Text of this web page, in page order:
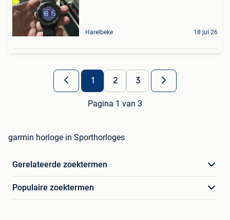
Harelbeke 18 jul 26
1 2 3
Pagina 1 van 3
garmin horloge in Sporthorloges
Gerelateerde zoektermen
Populaire zoektermen